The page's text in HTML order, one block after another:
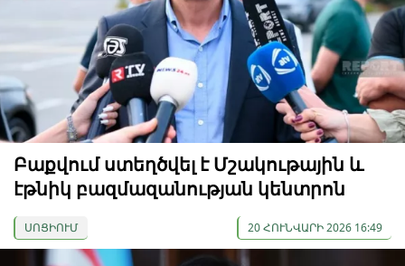
Բաքվում ստեղծվել է Մշակութային և
էթնիկ բազմազանության կենտրոն
ՍՈՑԻՈՒՄ 20 ՀՈՒՆՎԱՐԻ 2026 16:49